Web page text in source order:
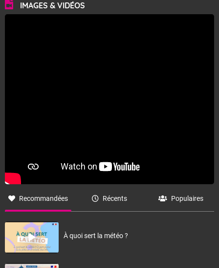
IMAGES & VIDÉOS
Recommandées Récents Populaires
À quoi sert la météo ?